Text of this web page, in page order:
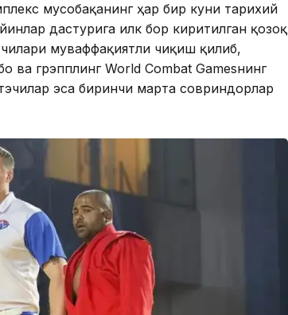
мусобақанинг ҳар бир куни тарихий
дастурига илк бор киритилган қозоқ
муваффақиятли чиқиш қилиб,
ва грэпплинг World Combat Gamesнинг
эса биринчи марта совриндорлар